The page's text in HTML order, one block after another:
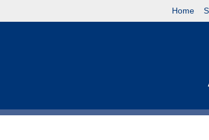
Home